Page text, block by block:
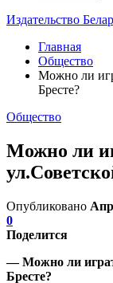
Издательство
Главная
Общество
Можно ли
Бресте?
Общество
Можно ли
Опубликовано
0
Поделится
— Можно ли
Бресте?